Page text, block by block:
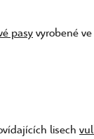
pasyvyrobené
lisech